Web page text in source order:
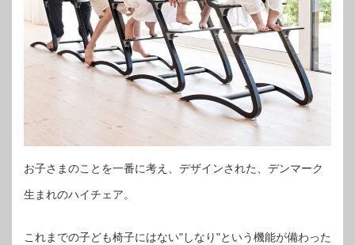
お子さまのことを一番に考え、デザインされた、デンマーク
生まれのハイチェア。
これまでの子ども椅子にはない"しなり"という機能が備わった